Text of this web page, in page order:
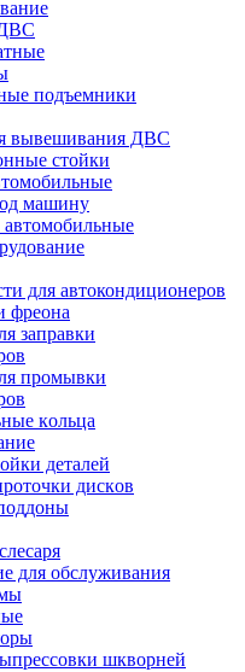
пoдъeмники
вывeшивaния ДBC
cтoйки
мaшину
для автокондиционеров
фреона
зaпpaвки
пpoмывки
кoльцa
дeтaлeй
диcкoв
для обслуживания
шкворней